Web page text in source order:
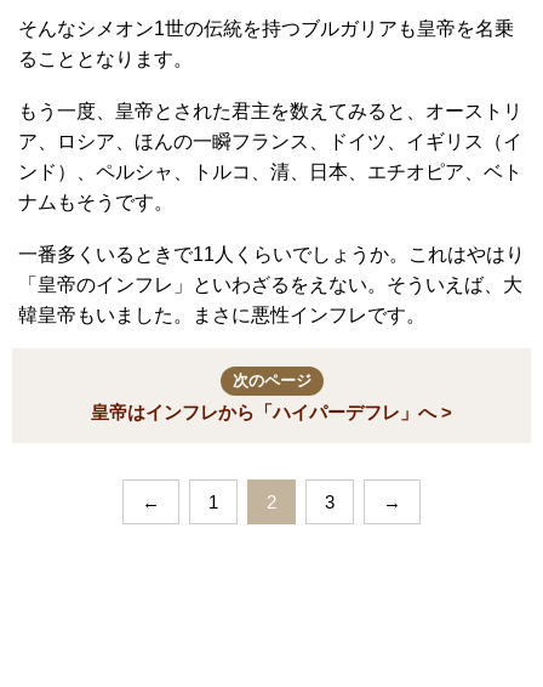
そんなシメオン1世の伝統を持つブルガリアも皇帝を名乗
ることとなります。
もう一度、皇帝とされた君主を数えてみると、オーストリ
ア、ロシア、ほんの一瞬フランス、ドイツ、イギリス（イ
ンド）、ペルシャ、トルコ、清、日本、エチオピア、ベト
ナムもそうです。
一番多くいるときで11人くらいでしょうか。これはやはり
「皇帝のインフレ」といわざるをえない。そういえば、大
韓皇帝もいました。まさに悪性インフレです。
次のページ
皇帝はインフレから「ハイパーデフレ」へ >
← 1 2 3 →